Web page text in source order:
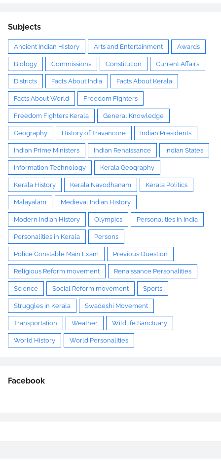
Subjects
Ancient Indian History Arts and Entertainment Awards
Biology Commissions Constitution Current Affairs
Districts Facts About India Facts About Kerala
Facts About World Freedom Fighters
Freedom Fighters Kerala General Knowledge
Geography History of Travancore Indian Presidents
Indian Prime Ministers Indian Renaissance Indian States
Information Technology Kerala Geography
Kerala History Kerala Navodhanam Kerala Politics
Malayalam Medieval Indian History
Modern Indian History Olympics Personalities in India
Personalities in Kerala Persons
Police Constable Main Exam Previous Question
Religious Reform movement Renaissance Personalities
Science Social Reform movement Sports
Struggles in Kerala Swadeshi Movement
Transportation Weather Wildlife Sanctuary
World History World Personalities
Facebook